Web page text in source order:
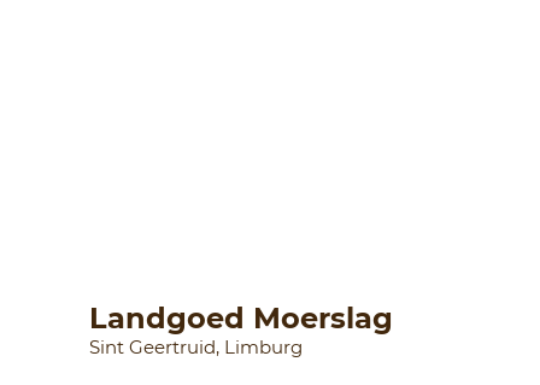
Landgoed Moerslag
Sint Geertruid, Limburg